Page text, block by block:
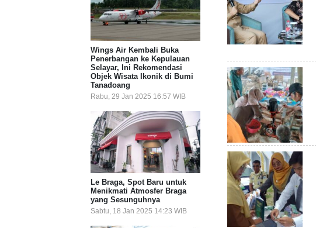
Wings Air Kembali Buka
Penerbangan ke Kepulauan
Selayar, Ini Rekomendasi
Objek Wisata Ikonik di Bumi
Tanadoang
Rabu, 29 Jan 2025 16:57 WIB
Le Braga, Spot Baru untuk
Menikmati Atmosfer Braga
yang Sesunguhnya
Sabtu, 18 Jan 2025 14:23 WIB